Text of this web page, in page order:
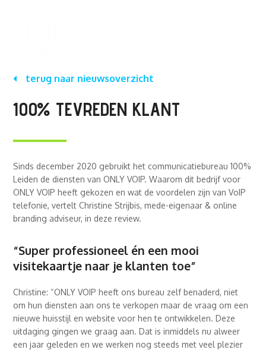
terug naar nieuwsoverzicht
100% TEVREDEN KLANT
Sinds december 2020 gebruikt het communicatiebureau 100%
Leiden de diensten van ONLY VOIP. Waarom dit bedrijf voor
ONLY VOIP heeft gekozen en wat de voordelen zijn van VoIP
telefonie, vertelt Christine Strijbis, mede-eigenaar & online
branding adviseur, in deze review.
“Super professioneel én een mooi
visitekaartje naar je klanten toe”
Christine: “ONLY VOIP heeft ons bureau zelf benaderd, niet
om hun diensten aan ons te verkopen maar de vraag om een
nieuwe huisstijl en website voor hen te ontwikkelen. Deze
uitdaging gingen we graag aan. Dat is inmiddels nu alweer
een jaar geleden en we werken nog steeds met veel plezier